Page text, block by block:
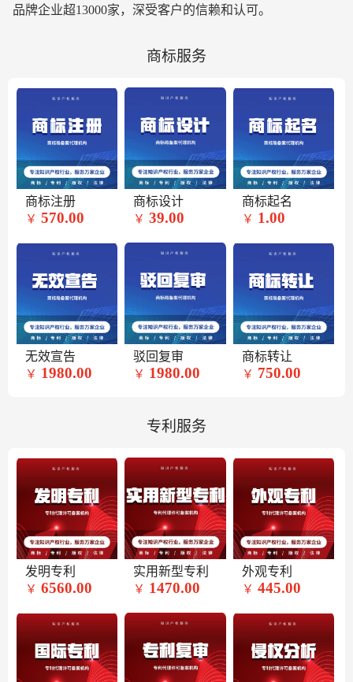
品牌企业超13000家，深受客户的信赖和认可。
商标服务
商标注册
￥ 570.00
商标设计
￥ 39.00
商标起名
￥ 1.00
无效宣告
￥ 1980.00
驳回复审
￥ 1980.00
商标转让
￥ 750.00
专利服务
发明专利
￥ 6560.00
实用新型专利
￥ 1470.00
外观专利
￥ 445.00